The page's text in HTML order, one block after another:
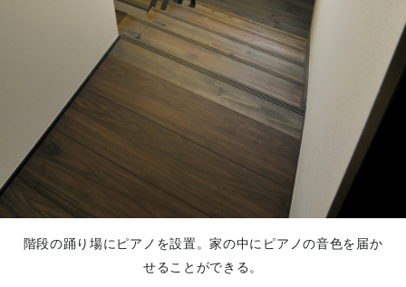
階段の踊り場にピアノを設置。家の中にピアノの音色を届か
せることができる。